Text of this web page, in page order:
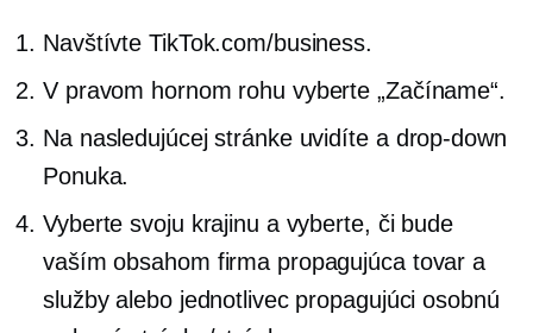
Navštívte TikTok.com/business.
V pravom hornom rohu vyberte „Začíname“.
Na nasledujúcej stránke uvidíte a drop-down
Ponuka.
Vyberte svoju krajinu a vyberte, či bude
vaším obsahom firma propagujúca tovar a
služby alebo jednotlivec propagujúci osobnú